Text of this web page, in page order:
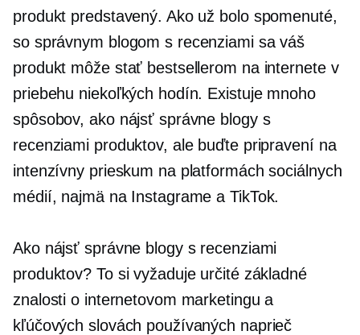
produkt predstavený. Ako už bolo spomenuté,
so správnym blogom s recenziami sa váš
produkt môže stať bestsellerom na internete v
priebehu niekoľkých hodín. Existuje mnoho
spôsobov, ako nájsť správne blogy s
recenziami produktov, ale buďte pripravení na
intenzívny prieskum na platformách sociálnych
médií, najmä na Instagrame a TikTok.
Ako nájsť správne blogy s recenziami
produktov? To si vyžaduje určité základné
znalosti o internetovom marketingu a
kľúčových slovách používaných naprieč